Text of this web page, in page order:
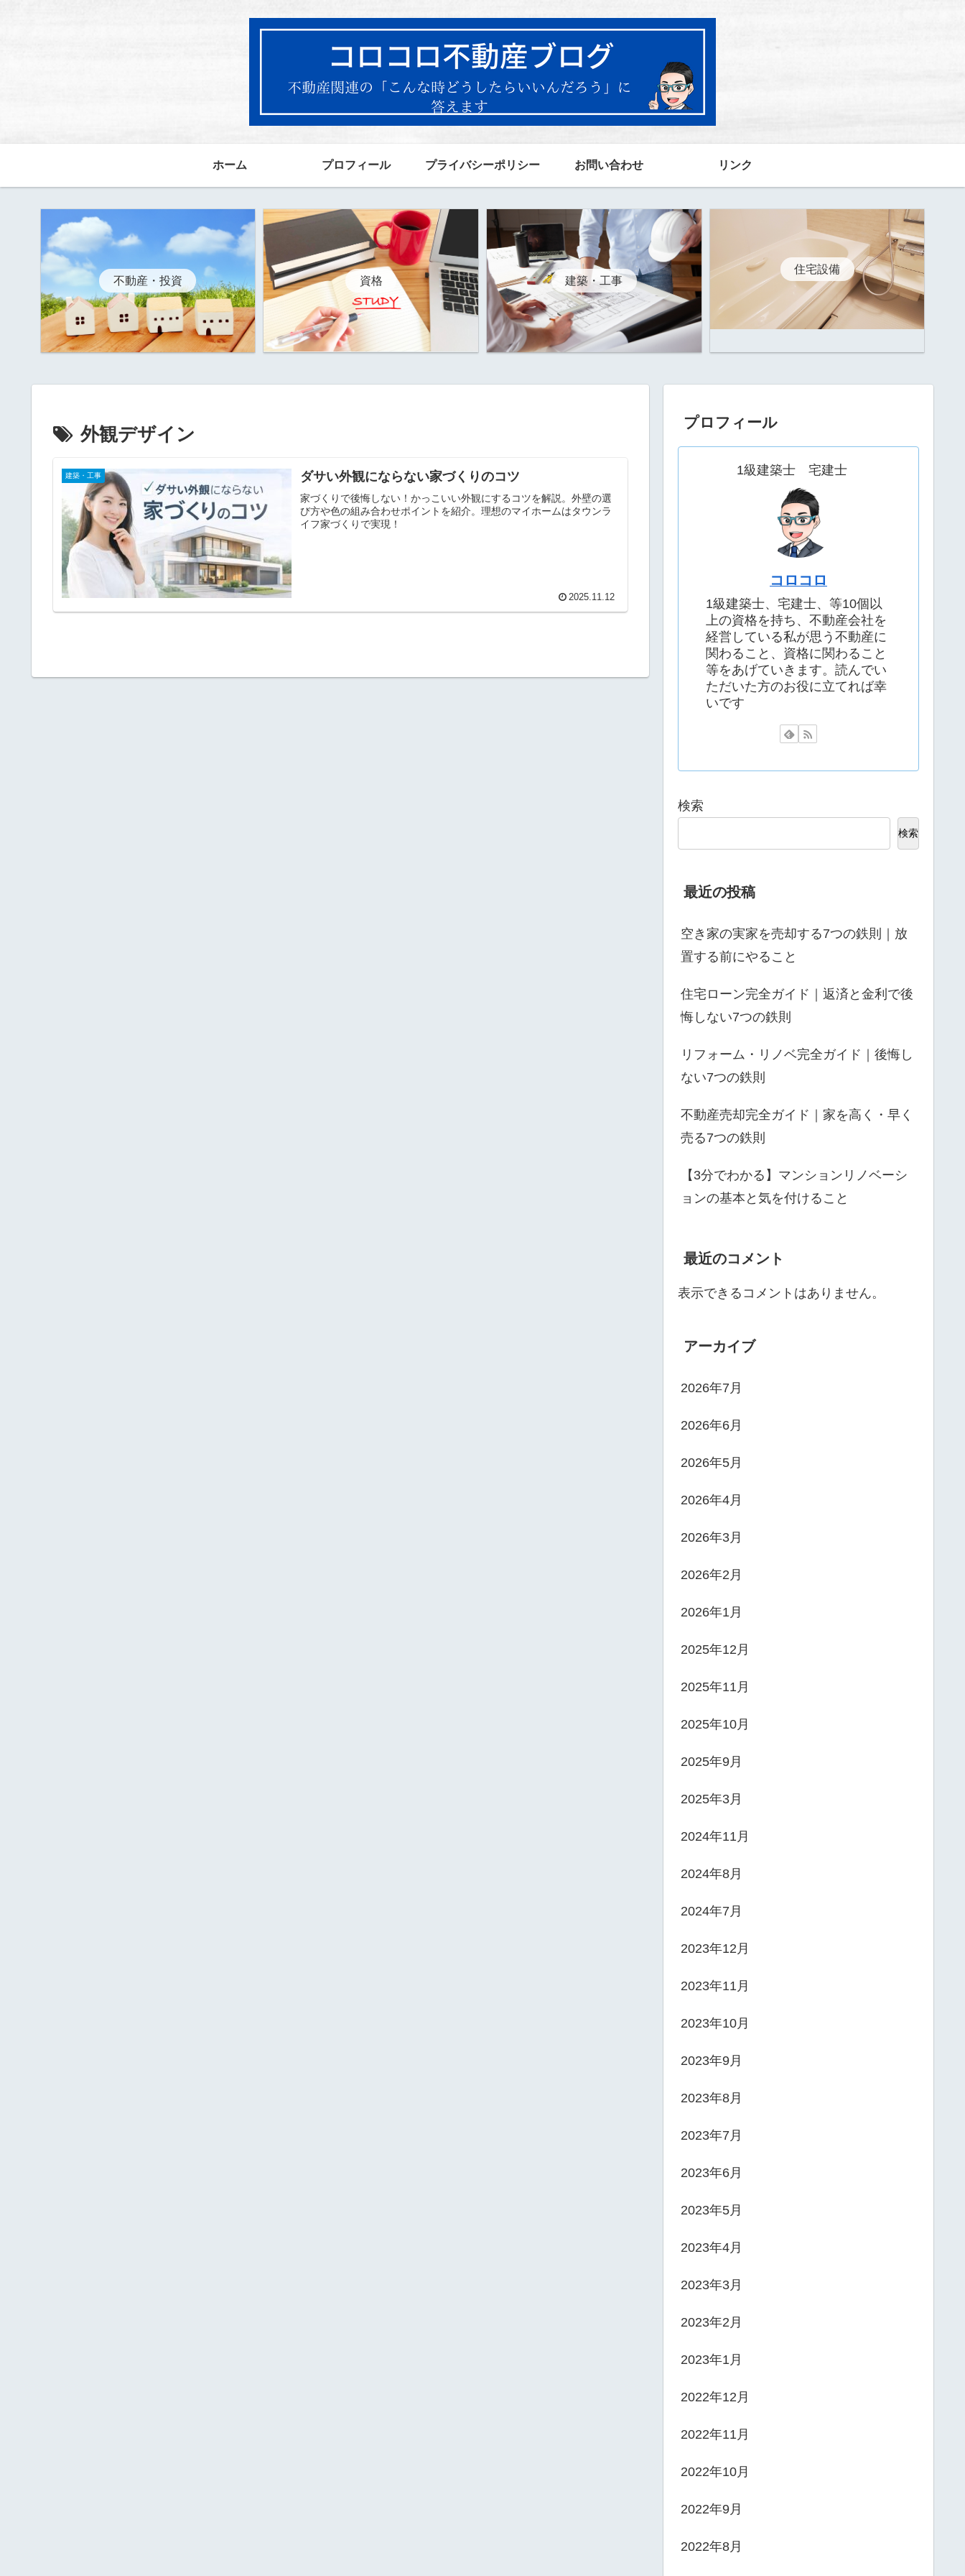
ホーム プロフィール プライバシーポリシー お問い合わせ リンク
不動産・投資 資格 建築・工事
住宅設備
外観デザイン
建築・工事 ダサい外観にならない家づくりのコツ
家づくりで後悔しない！かっこいい外観にするコツを解説。外壁の選
び方や色の組み合わせポイントを紹介。理想のマイホームはタウンラ
イフ家づくりで実現！
2025.11.12
プロフィール
1級建築士 宅建士
コロコロ
1級建築士、宅建士、等10個以
上の資格を持ち、不動産会社を
経営している私が思う不動産に
関わること、資格に関わること
等をあげていきます。読んでい
ただいた方のお役に立てれば幸
いです
検索
検索
最近の投稿
空き家の実家を売却する7つの鉄則｜放
置する前にやること
住宅ローン完全ガイド｜返済と金利で後
悔しない7つの鉄則
リフォーム・リノベ完全ガイド｜後悔し
ない7つの鉄則
不動産売却完全ガイド｜家を高く・早く
売る7つの鉄則
【3分でわかる】マンションリノベーシ
ョンの基本と気を付けること
最近のコメント
表示できるコメントはありません。
アーカイブ
2026年7月
2026年6月
2026年5月
2026年4月
2026年3月
2026年2月
2026年1月
2025年12月
2025年11月
2025年10月
2025年9月
2025年3月
2024年11月
2024年8月
2024年7月
2023年12月
2023年11月
2023年10月
2023年9月
2023年8月
2023年7月
2023年6月
2023年5月
2023年4月
2023年3月
2023年2月
2023年1月
2022年12月
2022年11月
2022年10月
2022年9月
2022年8月